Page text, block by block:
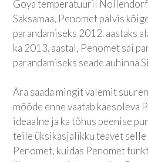
Goya temperatuuril
Saksamaa, Penomet pälvis
parandamiseks 2012. aastaks
ka 2013. aastal, Penomet sai
parandamiseks seade auhinna
Ära saada mingit valemit
mõõde enne vaatab käesoleva
ideaalne ja ka tõhus peenise
teile üksikasjalikku teavet selle
Penomet, kuidas Penomet